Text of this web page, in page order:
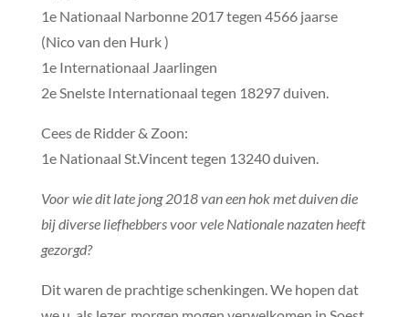
1e Nationaal Narbonne 2017 tegen 4566 jaarse
(Nico van den Hurk )
1e Internationaal Jaarlingen
2e Snelste Internationaal tegen 18297 duiven.
Cees de Ridder & Zoon:
1e Nationaal St.Vincent tegen 13240 duiven.
Voor wie dit late jong 2018 van een hok met duiven die
bij diverse liefhebbers voor vele Nationale nazaten heeft
gezorgd?
Dit waren de prachtige schenkingen. We hopen dat